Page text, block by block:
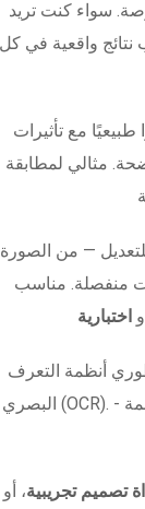
نتائج واقعية في كل
مع تأثيرات
مثالي لمطابقة
— من الصورة
منفصلة. مناسب
اختبارية
أنظمة التعرف
البصري (OCR). - مشاريع الأفلام أو العروض البصرية. - اختبار أنظمة
تصميم تجريبية، أو